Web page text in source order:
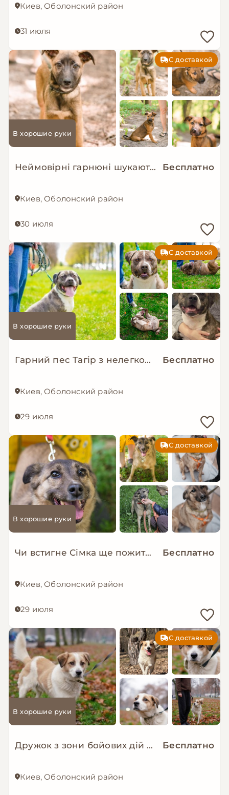
Киев, Оболонский район
31 июля
С доставкой
В хорошие руки
Неймовірні гарнюні шукають дім! Бесплатно
Киев, Оболонский район
30 июля
С доставкой
В хорошие руки
Гарний пес Тагір з нелегкою долею… Бесплатно
Киев, Оболонский район
29 июля
С доставкой
В хорошие руки
Чи встигне Сімка ще пожити в родині? Бесплатно
Киев, Оболонский район
29 июля
С доставкой
В хорошие руки
Дружок з зони бойових дій шукає нову родину! Бесплатно
Киев, Оболонский район